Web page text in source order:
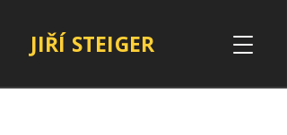
JIŘÍ STEIGER